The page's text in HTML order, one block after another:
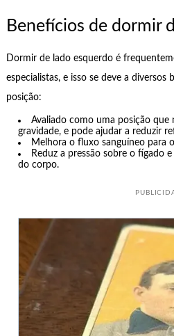
Benefícios de dormir
Dormir de lado esquerdo é
especialistas, e isso se deve a diversos
posição:
Avaliado como uma posição que
gravidade, e pode ajudar a reduzir
Melhora o fluxo sanguíneo para
Reduz a pressão sobre o fígado
do corpo.